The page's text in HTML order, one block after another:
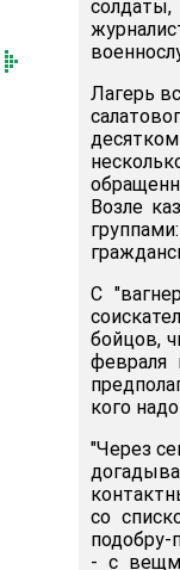
Лагерь
Возле
С
бойцов,
февраля
кого
"Через
со
подобру-
- с